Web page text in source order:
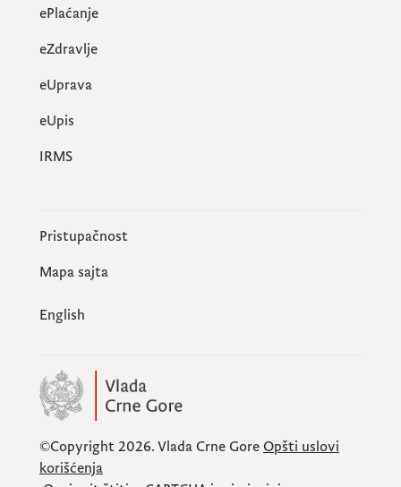
ePlaćanje
eZdravlje
eUprava
еUpis
IRMS
Pristupačnost
Mapa sajta
English
©Copyright 2026. Vlada Crne Gore Opšti uslovi
korišćenja